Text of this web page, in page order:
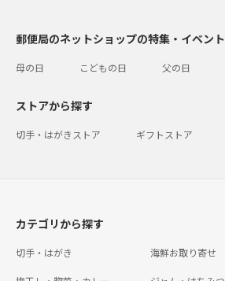
郵便局のネットショップの特集・イベント
母の日 こどもの日 父の日
ストアから探す
切手・はがきストア ギフトストア
カテゴリから探す
切手・はがき 海鮮お取り寄せ